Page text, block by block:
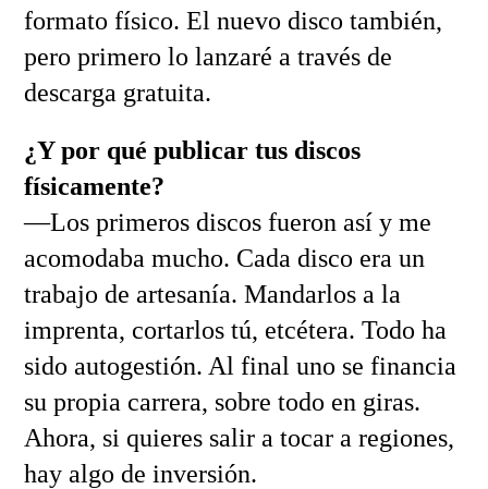
formato físico. El nuevo disco también,
pero primero lo lanzaré a través de
descarga gratuita.
¿Y por qué publicar tus discos
físicamente?
—Los primeros discos fueron así y me
acomodaba mucho. Cada disco era un
trabajo de artesanía. Mandarlos a la
imprenta, cortarlos tú, etcétera. Todo ha
sido autogestión. Al final uno se financia
su propia carrera, sobre todo en giras.
Ahora, si quieres salir a tocar a regiones,
hay algo de inversión.